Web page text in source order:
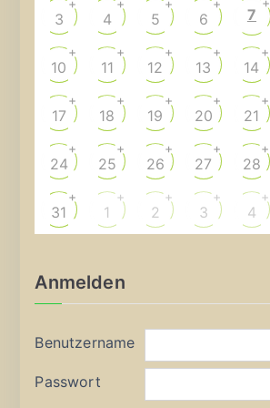
3
+
4
+
5
+
6
+
7
10
+
11
+
12
+
13
+
14
+
17
+
18
+
19
+
20
+
21
+
24
+
25
+
26
+
27
+
28
+
31
+
1
+
2
+
3
+
4
+
Anmelden
Benutzername
Passwort